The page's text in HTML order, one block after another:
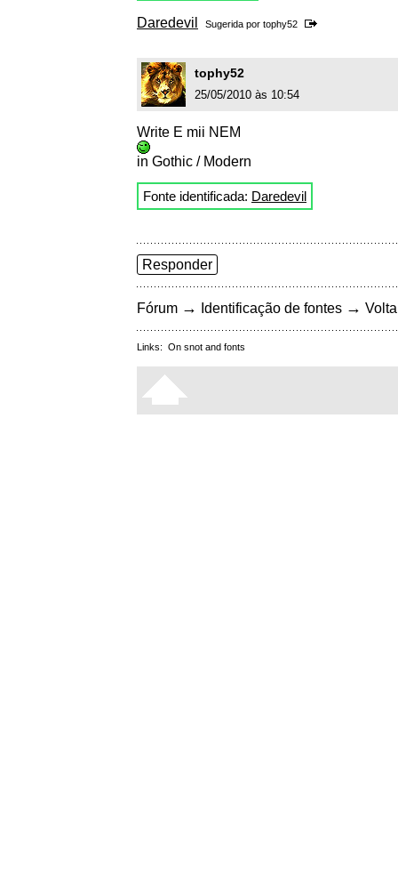
Daredevil Sugerida por tophy52
tophy52
25/05/2010 às 10:54
Write E mii NEM
in Gothic / Modern
Fonte identificada: Daredevil
Responder
Fórum → Identificação de fontes →
Links: On snot and fonts